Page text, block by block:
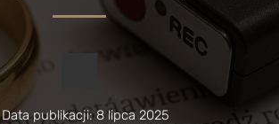
Data publikacji: 8 lipca 2025